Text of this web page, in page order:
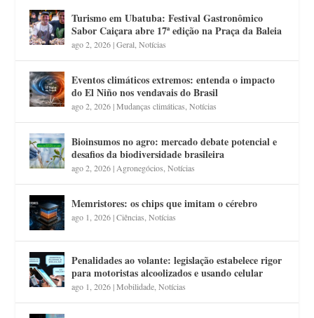
Turismo em Ubatuba: Festival Gastronômico
Sabor Caiçara abre 17ª edição na Praça da Baleia
ago 2, 2026|Geral ,Notícias
Eventos climáticos extremos: entenda o impacto
do El Niño nos vendavais do Brasil
ago 2, 2026|Mudanças climáticas ,Notícias
Bioinsumos no agro: mercado debate potencial e
desafios da biodiversidade brasileira
ago 2, 2026| Agronegócios ,Notícias
Memristores: os chips que imitam o cérebro
ago 1, 2026|Ciências ,Notícias
Penalidades ao volante: legislação estabelece rigor
para motoristas alcoolizados e usando celular
ago 1, 2026|Mobilidade ,Notícias